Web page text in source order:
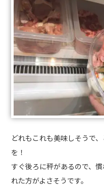
どれもこれも美味しそうで
を！
すぐ後ろに秤があるので、
れた方がよさそうです。